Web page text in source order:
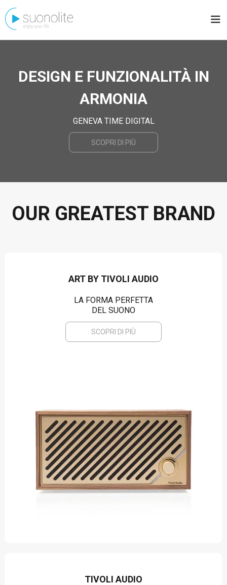
DESIGN E FUNZIONALITÀ IN
ARMONIA
GENEVA TIME DIGITAL
SCOPRI DI PIÙ
OUR GREATEST BRAND
ART BY TIVOLI AUDIO
LA FORMA PERFETTA
DEL SUONO
SCOPRI DI PIÙ
TIVOLI AUDIO